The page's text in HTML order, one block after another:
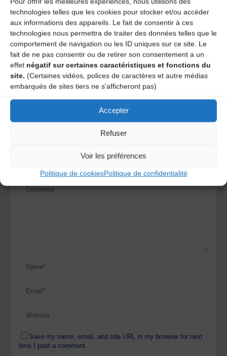
technologies telles que les cookies pour stocker et/ou accéder
aux informations des appareils. Le fait de consentir à ces
technologies nous permettra de traiter des données telles que le
comportement de navigation ou les ID uniques sur ce site. Le
fait de ne pas consentir ou de retirer son consentement a un
effet négatif sur certaines caractéristiques et fonctions du
site. (Certaines vidéos, polices de caractères et autre médias
embarqués de sites tiers ne s'afficheront pas)
Accepter
Refuser
Voir les préférences
Politique de cookiesPolitique de confidentialité
FABRE 9 ans ago
l’émission est ici :
https://www.franceculture.fr/emissions/la-fabrique-de-
lhistoire/emotions
REPLY
Laisser un
commentaire
Votre adresse e-mail ne sera pas publiée. Les champs
Save my name, email, and site URL in my browser for next
time I post a comment.